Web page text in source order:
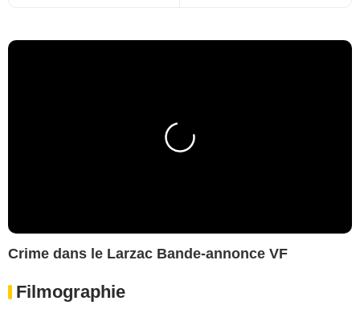
Crime dans le Larzac Bande-annonce VF
Filmographie